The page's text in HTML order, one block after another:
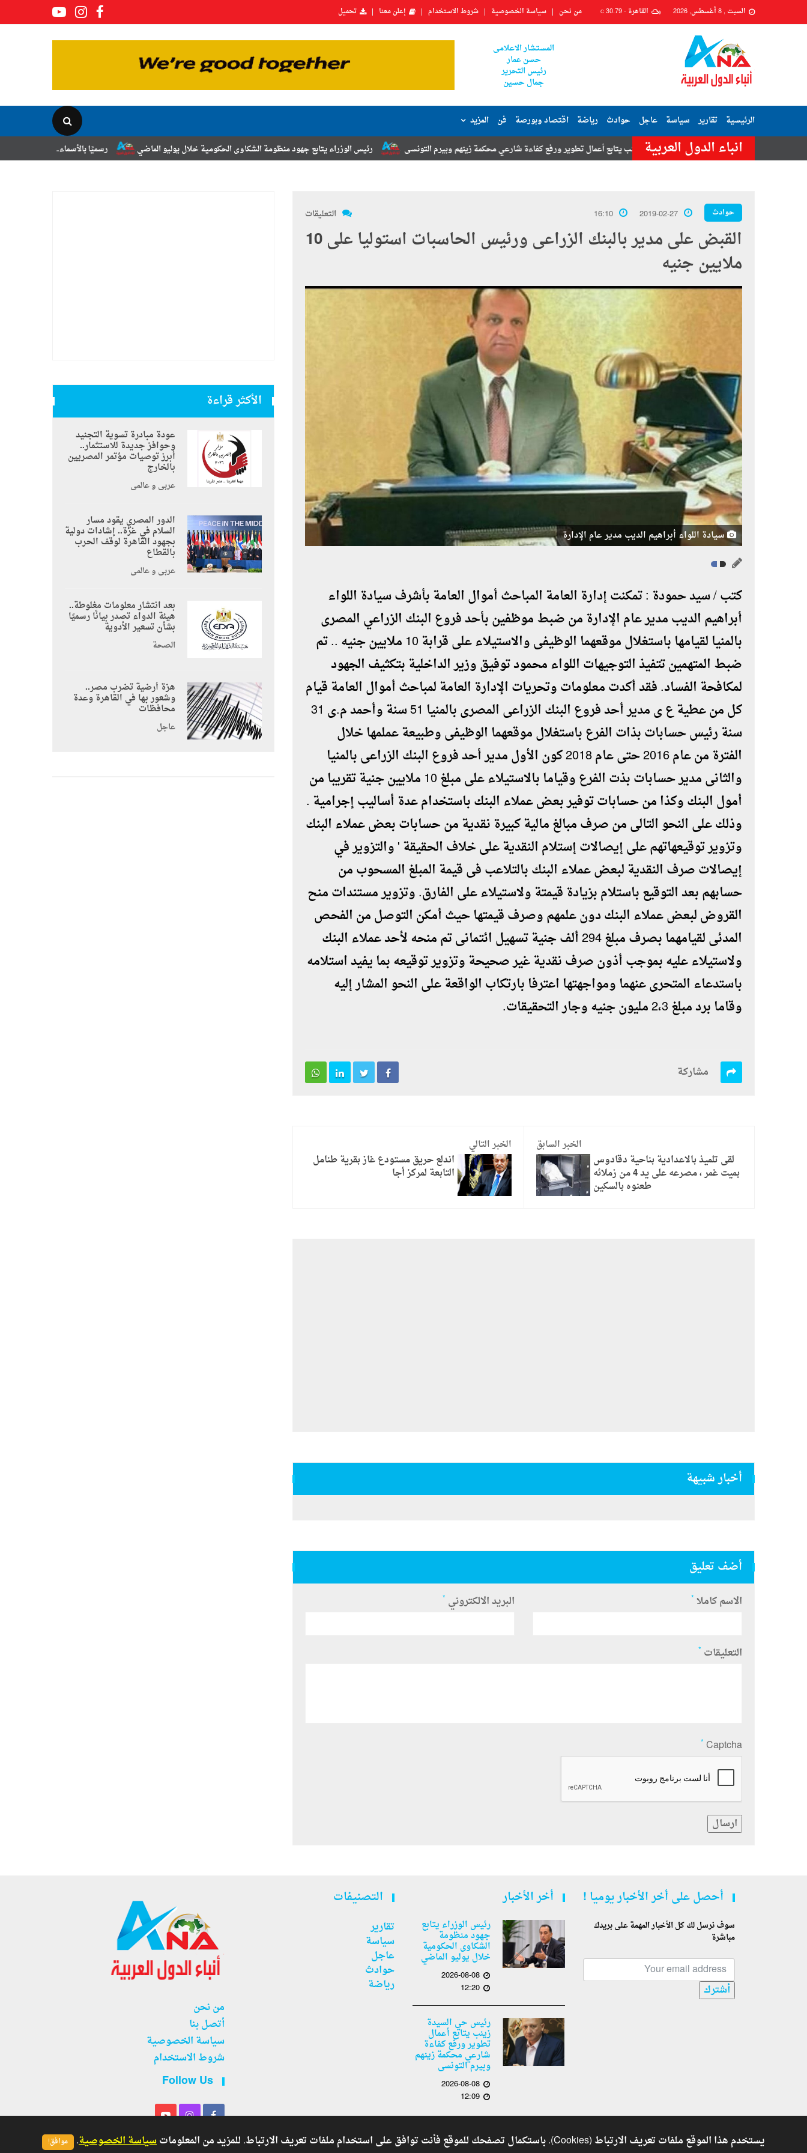
السبت , 8 أغسطس, 2026 القاهرة -30.79
C من نحن سياسة الخصوصية شروط الاستخدام إعلن معنا تحميل
المستشار الاعلامى
حسن عمار
رئيس التحرير
جمال حسين
الرئيسية تقارير سياسة عاجل حوادث رياضة اقتصاد وبورصة فن المزيد
انباء الدول العربية رسميًا بالأسماء.. حركة الترقيات والتنقلات لضباط رئيس الوزراء يتابع جهود منظومة الشكاوى الحكومية خلال يوليو الماضي رئيس حي السيدة زينب يتابع أعمال تطوير ورفع كفاءة شارعي محكمة زينهم وبيرم التونسى
حوادث 2019-02-27
16:10 التعليقات
القبض على مدير بالبنك الزراعى ورئيس الحاسبات استوليا على 10
ملايين جنيه
سيادة اللواء أبراهيم الديب مدير عام الإدارة
كتب / سيد حمودة : تمكنت إدارة العامة المباحث أموال العامة بأشرف سيادة اللواء
أبراهيم الديب مدير عام الإدارة من ضبط موظفين بأحد فروع البنك الزراعي المصرى
بالمنيا لقيامها باستغلال موقعهما الوظيفى والاستيلاء على قرابة 10 ملايين جنيه .. تم
ضبط المتهمين تتفيذ التوجيهات اللواء محمود توفيق وزير الداخلية بتكثيف الجهود
لمكافحة الفساد. فقد أكدت معلومات وتحريات اﻹدارة العامة لمباحث أموال العامة قيام
كل من عطية ع ى مدير أحد فروع البنك الزراعى المصرى بالمنيا 51 سنة وأحمد م.ى 31
سنة رئيس حسابات بذات الفرع باستغلال موقعهما الوظيفى وطبيعة عملمها خلال
الفترة من عام 2016 حتى عام 2018 كون الأول مدير أحد فروع البنك الزراعى بالمنيا
والثانى مدير حسابات بذت الفرع وقياما بالاستيلاء على مبلغ 10 ملايين جنية تقريبا من
أمول البنك وكذا من حسابات توفير بعض عملاء البنك باستخدام عدة أساليب إجرامية .
وذلك على النحو التالى من صرف مبالغ مالية كبيرة نقدية من حسابات بعض عملاء البنك
وتزوير توقيعهاتهم على إيصالات إستلام النقدية على خلاف الحقيقة ' والتزوير في
إيصالات صرف النقدية لبعض عملاء البنك بالتلاعب فى قيمة المبلغ المسحوب من
حسابهم بعد التوقيع باستلام بزيادة قيمتة ولاستيلاء على الفارق. وتزوير مستندات منح
القروض لبعض عملاء البنك دون علمهم وصرف قيمتها حيث أمكن التوصل من الفحص
المدئى لقيامهما بصرف مبلغ 294 ألف جنية تسهيل ائتمانى تم منحه ﻷحد عملاء البنك
ولاستيلاء عليه بموجب أذون صرف نقدية غير صحيحة وتزوير توقيعه بما يفيد استلامه
باستدعاء المتحرى عنهما ومواجهتها اعترفا بارتكاب الواقعة على النحو المشار إليه
وقاما برد مبلغ 2،3 مليون جنيه وجار التحقيقات.
مشاركة
الخبر السابق
لقى تلميذ بالاعدادية بناحية دقادوس
بميت غمر ، مصرعه على يد 4 من زملائه
طعنوه بالسكين
الخبر التالي
اندلع حريق مستودع غاز بقرية طنامل
التابعة لمركز أجا
أخبار شبيهة
أضف تعليق
الاسم كاملا * البريد الالكتروني *
التعليقات *
Captcha
*
ارسال
الأكثر قراءة
عودة مبادرة تسوية التجنيد
وحوافز جديدة للاستثمار..
أبرز توصيات مؤتمر المصريين
بالخارج
عربي و عالمي
الدور المصري يقود مسار
السلام في غزة.. إشادات دولية
بجهود القاهرة لوقف الحرب
بالقطاع
عربي و عالمي
بعد انتشار معلومات مغلوطة..
هيئة الدواء تصدر بيانًا رسميًا
بشأن تسعير الأدوية
الصحة
هزة أرضية تضرب مصر..
وشعور بها في القاهرة وعدة
محافظات
عاجل
أحصل على أخر الأخبار يوميا !
سوف نرسل لك كل الأخبار المهمة على بريدك
مباشرة
أشترك
أخر الأخبار
رئيس الوزراء يتابع
جهود منظومة
الشكاوى الحكومية
خلال يوليو الماضي
2026-08-08
12:20
رئيس حي السيدة
زينب يتابع أعمال
تطوير ورفع كفاءة
شارعي محكمة زينهم
وبيرم التونسى
2026-08-08
12:09
التصنيفات
تقارير
سياسة
عاجل
حوادث
رياضة
من نحن
أتصل بنا
سياسة الخصوصية
شروط الاستخدام
Follow Us
Copyright © 2026 جريدة أنباء الدول العربية . - Developed By Shoman Systems يستخدم هذا الموقع ملفات تعريف الارتباط (Cookies). باستكمال تصفحك للموقع فأنت توافق على استخدام ملفات تعريف الارتباط. للمزيد من المعلومات سياسة الخصوصية. موافق!